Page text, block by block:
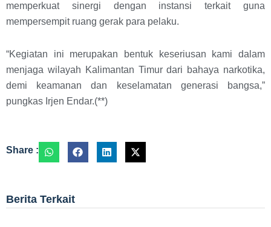
memperkuat sinergi dengan instansi terkait guna
mempersempit ruang gerak para pelaku.
“Kegiatan ini merupakan bentuk keseriusan kami dalam
menjaga wilayah Kalimantan Timur dari bahaya narkotika,
demi keamanan dan keselamatan generasi bangsa,”
pungkas Irjen Endar.(**)
Share :
Berita Terkait